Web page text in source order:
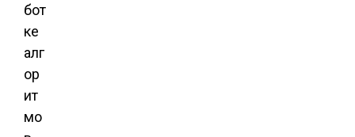
бот
ке
алг
ор
ит
мо